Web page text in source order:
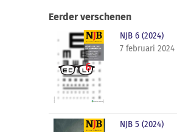
Eerder verschenen
NJB 6 (2024)
7 februari 2024
NJB 5 (2024)